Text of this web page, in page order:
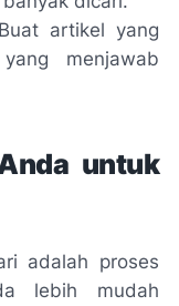
artikel yang
menjawab
untuk
adalah proses
lebih mudah